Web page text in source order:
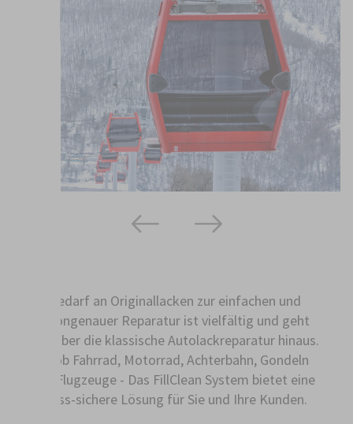
Der Bedarf an Originallacken zur einfachen und
farbtongenauer Reparatur ist vielfältig und geht
weit über die klassische Autolackreparatur hinaus.
Egal ob Fahrrad, Motorrad, Achterbahn, Gondeln
oder Flugzeuge - Das FillClean System bietet eine
prozess-sichere Lösung für Sie und Ihre Kunden.